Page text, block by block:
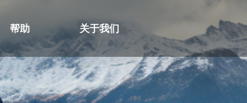
帮助 关于我们